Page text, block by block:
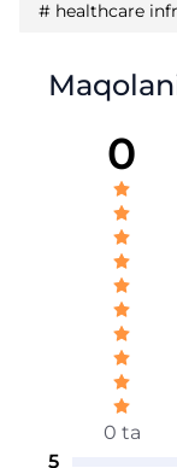
# healthcare
0
0 ta
5